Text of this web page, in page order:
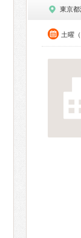
東京都
土曜